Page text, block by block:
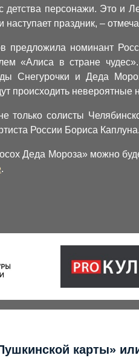
персонажи. Это и
наступает праздник, –
предложила номинант
«Алиса в стране
Снегурочки и Деда
происходить невероятные
только солисты
России Бориса Каплуна.
Деда Мороза» можно
.
карты»